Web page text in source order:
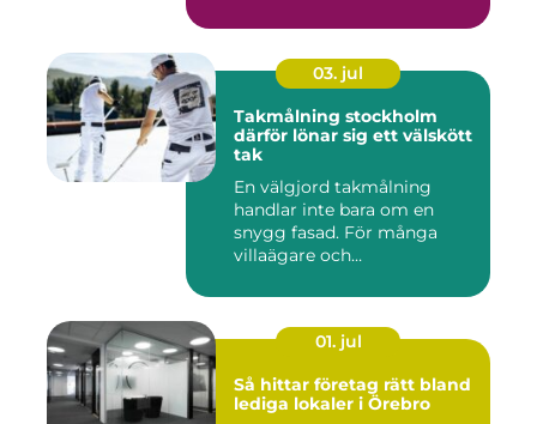
03. jul
Takmålning stockholm
därför lönar sig ett välskött
tak
En välgjord takmålning
handlar inte bara om en
snygg fasad. För många
villaägare och
01. jul
Så hittar företag rätt bland
lediga lokaler i Örebro